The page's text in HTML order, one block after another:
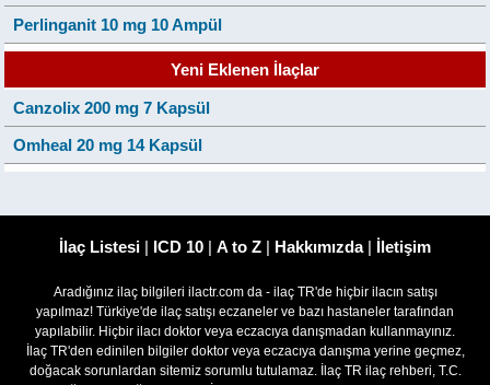
Perlinganit 10 mg 10 Ampül
Yeni Eklenen İlaçlar
Canzolix 200 mg 7 Kapsül
Omheal 20 mg 14 Kapsül
İlaç Listesi | ICD 10 | A to Z | Hakkımızda| İletişim
Aradığınız ilaç bilgileri ilactr.com da - ilaç TR'de hiçbir ilacın satışı
yapılmaz! Türkiye'de ilaç satışı eczaneler ve bazı hastaneler tarafından
yapılabilir. Hiçbir ilacı doktor veya eczacıya danışmadan kullanmayınız.
İlaç TR'den edinilen bilgiler doktor veya eczacıya danışma yerine geçmez,
doğacak sorunlardan sitemiz sorumlu tutulamaz. İlaç TR ilaç rehberi, T.C.